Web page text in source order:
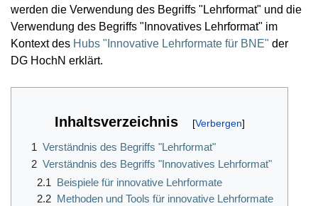
werden die Verwendung des Begriffs "Lehrformat" und die
Verwendung des Begriffs "Innovatives Lehrformat" im
Kontext des Hubs "Innovative Lehrformate für BNE" der
DG HochN erklärt.
Inhaltsverzeichnis
1 Verständnis des Begriffs "Lehrformat"
2 Verständnis des Begriffs "Innovatives Lehrformat"
2.1 Beispiele für innovative Lehrformate
2.2 Methoden und Tools für innovative Lehrformate